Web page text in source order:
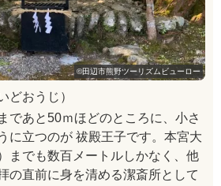
©田辺市熊野ツーリズムビューロー
どおうじ）
であと50ｍほどのところに、小さ
に立つのが 祓殿王子です。本宮大
までも数百メートルしかなく、他
の直前に身を清める潔斎所として